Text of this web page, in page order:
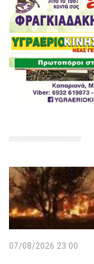
07/08/2026 23:00